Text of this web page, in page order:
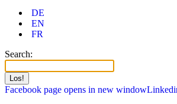
DE
EN
FR
Search:
Facebook page opens in new window